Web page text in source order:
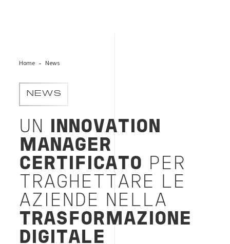
Home News
NEWS
UN
INNOVATION
MANAGER
CERTIFICATO PER
TRAGHETTARE LE
AZIENDE NELLA
TRASFORMAZIONE
DIGITALE